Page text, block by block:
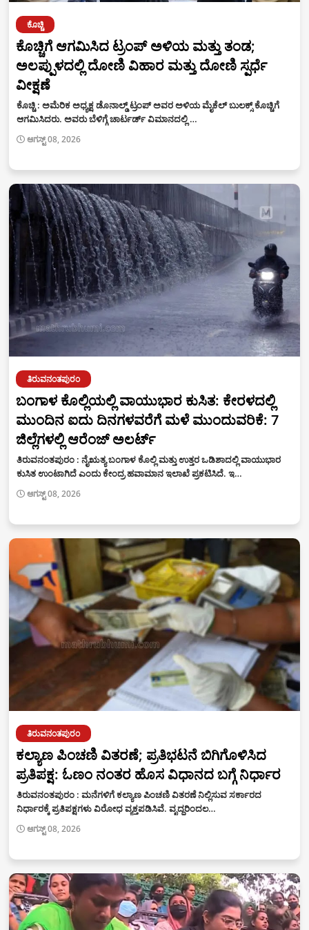
ಕೊಚ್ಚಿ
ಕೊಚ್ಚಿಗೆ ಆಗಮಿಸಿದ ಟ್ರಂಪ್ ಅಳಿಯ ಮತ್ತು ತಂಡ;
ಅಲಪ್ಪುಳದಲ್ಲಿ ದೋಣಿ ವಿಹಾರ ಮತ್ತು ದೋಣಿ ಸ್ಪರ್ಧೆ
ವೀಕ್ಷಣೆ
ಕೊಚ್ಚಿ : ಅಮೆರಿಕ ಅಧ್ಯಕ್ಷ ಡೊನಾಲ್ಡ್ ಟ್ರಂಪ್ ಅವರ ಅಳಿಯ ಮೈಕೆಲ್ ಬುಲಕ್ಸ್ ಕೊಚ್ಚಿಗೆ
ಆಗಮಿಸಿದರು. ಅವರು ಬೆಳಿಗ್ಗೆ ಚಾರ್ಟರ್ಡ್ ವಿಮಾನದಲ್ಲಿ …
ಆಗಸ್ಟ್ 08, 2026
ತಿರುವನಂತಪುರಂ
ಬಂಗಾಳ ಕೊಲ್ಲಿಯಲ್ಲಿ ವಾಯುಭಾರ ಕುಸಿತ: ಕೇರಳದಲ್ಲಿ
ಮುಂದಿನ ಐದು ದಿನಗಳವರೆಗೆ ಮಳೆ ಮುಂದುವರಿಕೆ: 7
ಜಿಲ್ಲೆಗಳಲ್ಲಿ ಆರೆಂಜ್ ಅಲರ್ಟ್
ತಿರುವನಂತಪುರಂ : ನೈಋತ್ಯ ಬಂಗಾಳ ಕೊಲ್ಲಿ ಮತ್ತು ಉತ್ತರ ಒಡಿಶಾದಲ್ಲಿ ವಾಯುಭಾರ
ಕುಸಿತ ಉಂಟಾಗಿದೆ ಎಂದು ಕೇಂದ್ರ ಹವಾಮಾನ ಇಲಾಖೆ ಪ್ರಕಟಿಸಿದೆ. ಇ…
ಆಗಸ್ಟ್ 08, 2026
ತಿರುವನಂತಪುರಂ
ಕಲ್ಯಾಣ ಪಿಂಚಣಿ ವಿತರಣೆ; ಪ್ರತಿಭಟನೆ ಬಿಗಿಗೊಳಿಸಿದ
ಪ್ರತಿಪಕ್ಷ: ಓಣಂ ನಂತರ ಹೊಸ ವಿಧಾನದ ಬಗ್ಗೆ ನಿರ್ಧಾರ
ತಿರುವನಂತಪುರಂ : ಮನೆಗಳಿಗೆ ಕಲ್ಯಾಣ ಪಿಂಚಣಿ ವಿತರಣೆ ನಿಲ್ಲಿಸುವ ಸರ್ಕಾರದ
ನಿರ್ಧಾರಕ್ಕೆ ಪ್ರತಿಪಕ್ಷಗಳು ವಿರೋಧ ವ್ಯಕ್ತಪಡಿಸಿವೆ. ವೃದ್ಧರಿಂದಲ…
ಆಗಸ್ಟ್ 08, 2026